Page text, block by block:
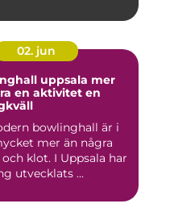
02. jun
uppsala mer
en aktivitet en
bowlinghall är i
mer än några
klot. I Uppsala har
utvecklats ...